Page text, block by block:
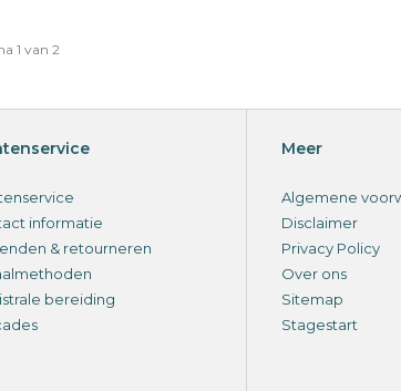
1 van 2
informatie
& retourneren
bereiding
Meer
Algemene
Disclaimer
Privacy Policy
Over ons
Sitemap
Stagestart